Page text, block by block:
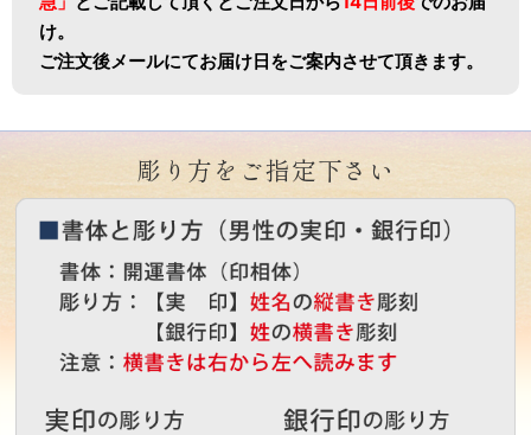
け。
ご注文後メールにてお届け日をご案内させて頂きます。
彫り方をご指定下さい